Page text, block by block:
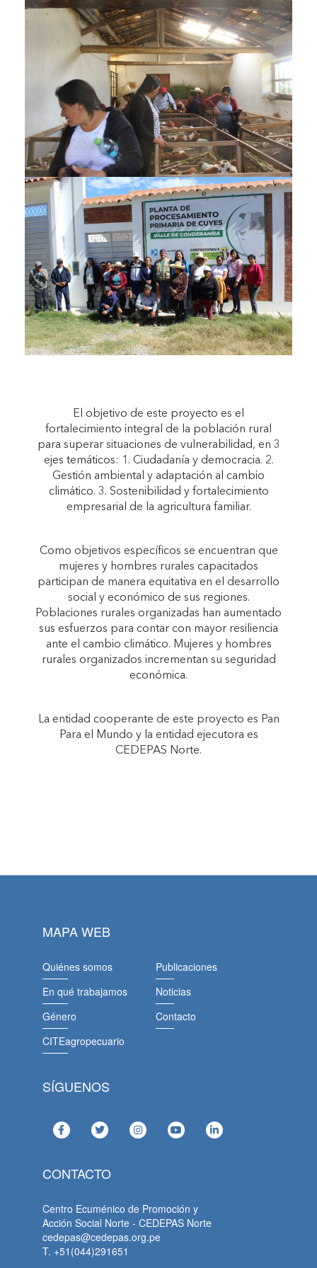
El objetivo de este proyecto es el
fortalecimiento integral de la población rural
para superar situaciones de vulnerabilidad, en 3
ejes temáticos: 1. Ciudadanía y democracia. 2.
Gestión ambiental y adaptación al cambio
climático. 3. Sostenibilidad y fortalecimiento
empresarial de la agricultura familiar.
Como objetivos específicos se encuentran que
mujeres y hombres rurales capacitados
participan de manera equitativa en el desarrollo
social y económico de sus regiones.
Poblaciones rurales organizadas han aumentado
sus esfuerzos para contar con mayor resiliencia
ante el cambio climático. Mujeres y hombres
rurales organizados incrementan su seguridad
económica.
La entidad cooperante de este proyecto es Pan
Para el Mundo y la entidad ejecutora es
CEDEPAS Norte.
MAPA WEB
Quiénes somos
En qué trabajamos
Género
CITEagropecuario
Publicaciones
Noticias
Contacto
SÍGUENOS
CONTACTO
Centro Ecuménico de Promoción y
Acción Social Norte - CEDEPAS Norte
cedepas@cedepas.org.pe
T. +51(044)291651